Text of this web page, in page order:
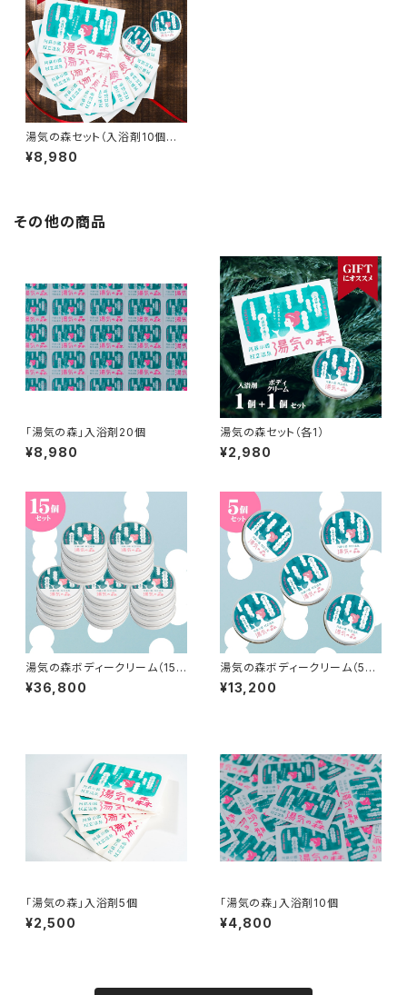
湯気の森セット（入浴剤10個＋
ボディークリーム2個）
¥8,980
その他の商品
「湯気の森」入浴剤20個
¥8,980
湯気の森セット（各1）
¥2,980
湯気の森ボディークリーム（15
個）
¥36,800
湯気の森ボディークリーム（5
個）
¥13,200
「湯気の森」入浴剤5個
¥2,500
「湯気の森」入浴剤10個
¥4,800